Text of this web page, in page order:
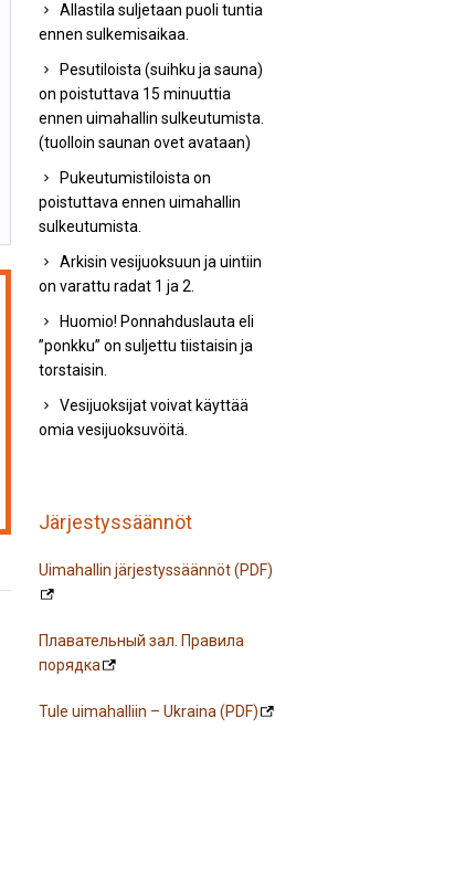
Allastila suljetaan puoli tuntia
ennen sulkemisaikaa.
Pesutiloista (suihku ja sauna)
on poistuttava 15 minuuttia
ennen uimahallin sulkeutumista.
(tuolloin saunan ovet avataan)
Pukeutumistiloista on
poistuttava ennen uimahallin
sulkeutumista.
Arkisin vesijuoksuun ja uintiin
on varattu radat 1 ja 2.
Huomio! Ponnahduslauta eli
”ponkku” on suljettu tiistaisin ja
torstaisin.
Vesijuoksijat voivat käyttää
omia vesijuoksuvöitä.
Järjestyssäännöt
Uimahallin järjestyssäännöt (PDF)
Плавательный зал. Правила
порядка
Tule uimahalliin – Ukraina (PDF)